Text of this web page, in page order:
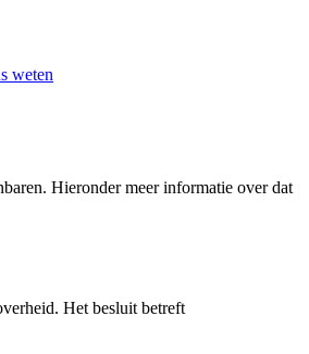
weten
Hieronder meer informatie over dat
Het besluit betreft